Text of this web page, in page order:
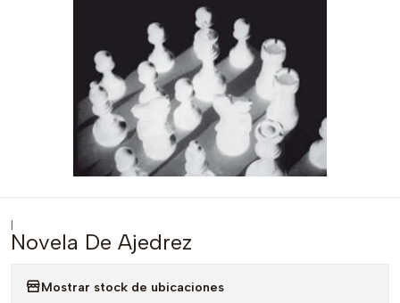
|
Novela De Ajedrez
Mostrar stock de ubicaciones